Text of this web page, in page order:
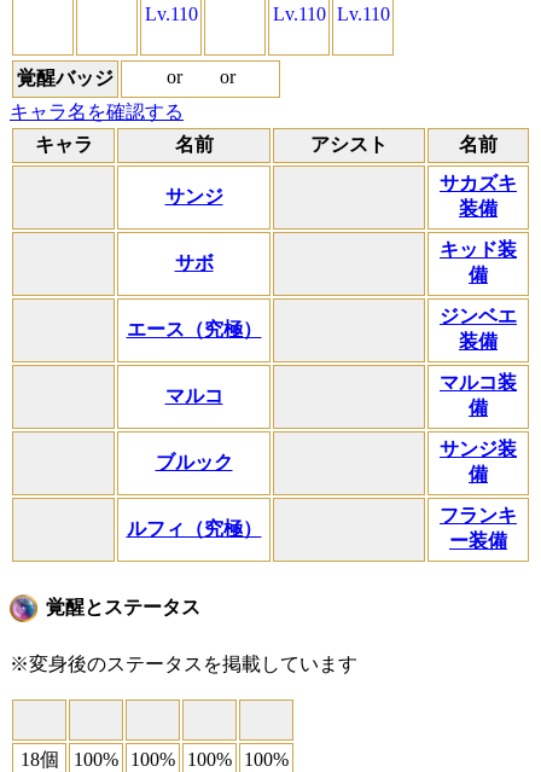
Lv.110 Lv.110 Lv.110
覚醒バッジ or
or
キャラ名を確認する
キャラ
名前 アシスト 名前
サンジ
サカズキ
装備
サボ
キッド装
備
エース（究極）
ジンベエ
装備
マルコ
マルコ装
備
ブルック
サンジ装
備
ルフィ（究極）
フランキ
ー装備
覚醒とステータス
※変身後のステータスを掲載しています
18個 100% 100% 100% 100%